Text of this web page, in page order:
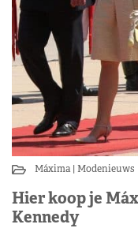
Máxima Modenieuws
Hier koop je
Kennedy